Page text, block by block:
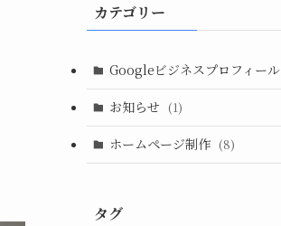
カテゴリー
Googleビジネスプロフィール
お知らせ (1)
ホームページ制作 (8)
タグ